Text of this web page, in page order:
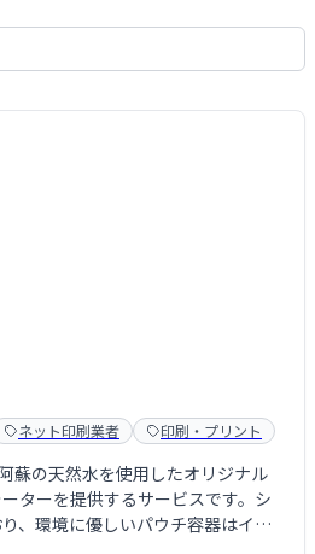
ネット印刷業者 印刷・プリント
蘇の天然水を使用したオリジナル
ターを提供するサービスです。シ
、環境に優しいパウチ容器はイベ